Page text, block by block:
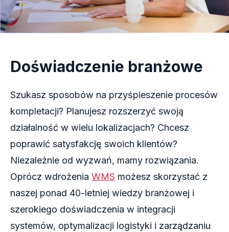
Doświadczenie branżowe
Szukasz sposobów na przyśpieszenie procesów
kompletacji? Planujesz rozszerzyć swoją
działalność w wielu lokalizacjach? Chcesz
poprawić satysfakcję swoich klientów?
Niezależnie od wyzwań, mamy rozwiązania.
Oprócz wdrożenia WMS możesz skorzystać z
naszej ponad 40-letniej wiedzy branżowej i
szerokiego doświadczenia w integracji
systemów, optymalizacji logistyki i zarządzaniu